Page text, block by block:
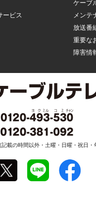
ービス
ケーブ
メンテ
放送番
重要な
障害情
(記載の時間以外・土曜・日曜・祝日